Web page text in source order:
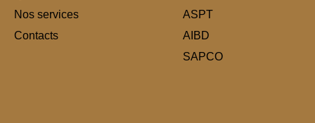
Nos services
Contacts
ASPT
AIBD
SAPCO